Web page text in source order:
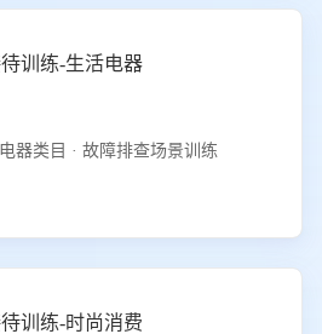
训练-生活电器
器类目 · 故障排查场景训练
训练-时尚消费